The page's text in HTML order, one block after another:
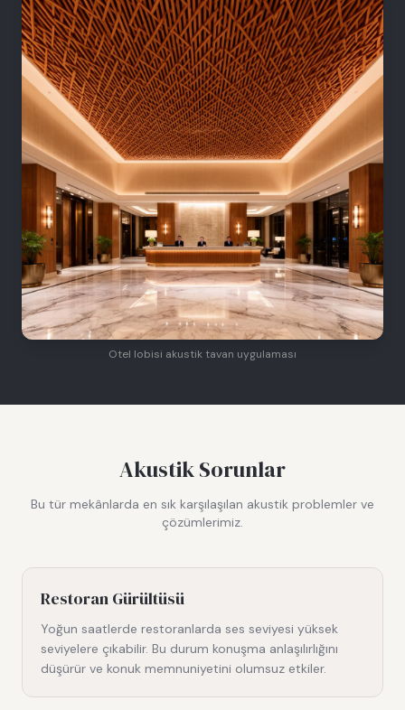
Otel lobisi akustik tavan uygulaması
Akustik Sorunlar
Bu tür mekânlarda en sık karşılaşılan akustik problemler ve
çözümlerimiz.
Restoran Gürültüsü
Yoğun saatlerde restoranlarda ses seviyesi yüksek
seviyelere çıkabilir. Bu durum konuşma anlaşılırlığını
düşürür ve konuk memnuniyetini olumsuz etkiler.